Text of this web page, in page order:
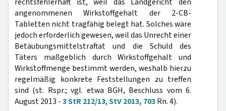
angenommenen Wirkstoffgehalt der 2-CB-
Tabletten nicht tragfähig belegt hat. Solches wäre
jedoch erforderlich gewesen, weil das Unrecht einer
Betäubungsmittelstraftat und die Schuld des
Täters maßgeblich durch Wirkstoffgehalt und
Wirkstoffmenge bestimmt werden, weshalb hierzu
regelmäßig konkrete Feststellungen zu treffen
sind (st. Rspr.; vgl. etwa BGH, Beschluss vom 6.
August 2013 -3 StR 212/13,StV 2013, 703Rn. 4).